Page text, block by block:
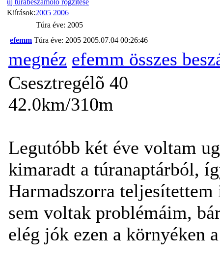
Kiírások:2005 2006
Túra éve: 2005
efemm Túra éve: 2005 2005.07.04 00:26:46
megnéz efemm összes
Csesztregélõ 40
42.0km/310m
Legutóbb két éve voltam
kimaradt a túranaptárból,
Harmadszorra
sem voltak problémáim,
elég jók ezen a környéken